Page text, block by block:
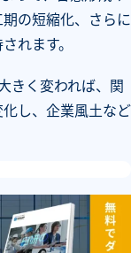
の短縮化、さらに
れます。
きく変われば、関
し、企業風土など